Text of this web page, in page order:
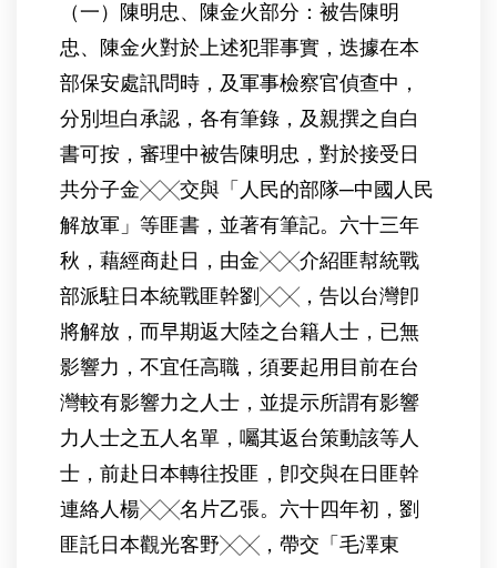
（一）陳明忠、陳金火部分：被告陳明
忠、陳金火對於上述犯罪事實，迭據在本
部保安處訊問時，及軍事檢察官偵查中，
分別坦白承認，各有筆錄，及親撰之自白
書可按，審理中被告陳明忠，對於接受日
共分子金╳╳交與「人民的部隊─中國人民
解放軍」等匪書，並著有筆記。六十三年
秋，藉經商赴日，由金╳╳介紹匪幇統戰
部派駐日本統戰匪幹劉╳╳，告以台灣卽
將解放，而早期返大陸之台籍人士，已無
影響力，不宜任高職，須要起用目前在台
灣較有影響力之人士，並提示所謂有影響
力人士之五人名單，囑其返台策動該等人
士，前赴日本轉往投匪，卽交與在日匪幹
連絡人楊╳╳名片乙張。六十四年初，劉
匪託日本觀光客野╳╳，帶交「毛澤東